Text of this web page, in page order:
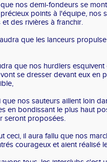
nos demi-fondeurs se
points à l'équipe, nos
des rivières à franchir.
que les lanceurs
que nos hurdlers
se dresser devant eux en
que nos sauteurs aillent loin
en bondissant le plus haut
seront proposées.
ceci, il aura fallu que nos
courageux et aient réalisé